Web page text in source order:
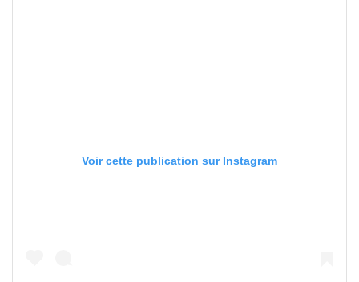
Voir cette publication sur Instagram